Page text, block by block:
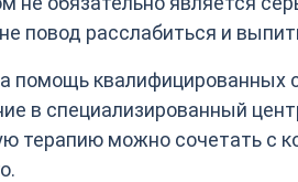
повод расслабиться и
помощь квалифицированных
в специализированный
терапию можно сочетать с